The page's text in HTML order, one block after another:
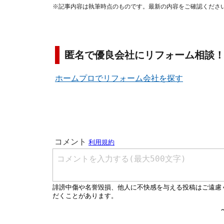
※記事内容は執筆時点のものです。最新の内容をご確認くださ
匿名で優良会社にリフォーム相談
ホームプロでリフォーム会社を探す